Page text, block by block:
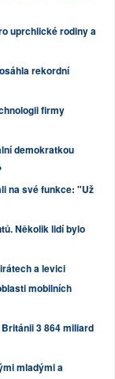
uprchlické rodiny a
rekordní
firmy
demokratkou
na své funkce: "Už
Několik lidí bylo
a levici
mobilních
3 864 miliard
mladými a